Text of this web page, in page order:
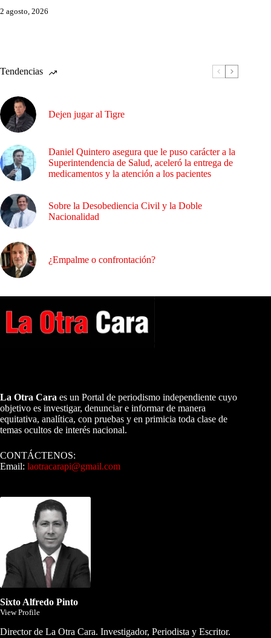
2 agosto, 2026
Tendencias
Dejen jugar al Tigre
Daniel Quintero asegura que le puso carácter a la
Superintendencia de Salud, aceleró la entrega de
medicamentos y la atención a los pacientes
Sobre la Desobediencia Civil y la Doble
Nacionalidad
¿Empalme o confrontación?
La Otra Cara es un Portal de periodismo independiente cuyo
objetivo es investigar, denunciar e informar de manera
equitativa, analítica, con pruebas y en primicia toda clase de
temas ocultos de interés nacional.
CONTÁCTENOS:
Email: laotracarapi@gmail.com
Sixto Alfredo Pinto
View Profile
Director de La Otra Cara. Investigador, Periodista y Escritor.